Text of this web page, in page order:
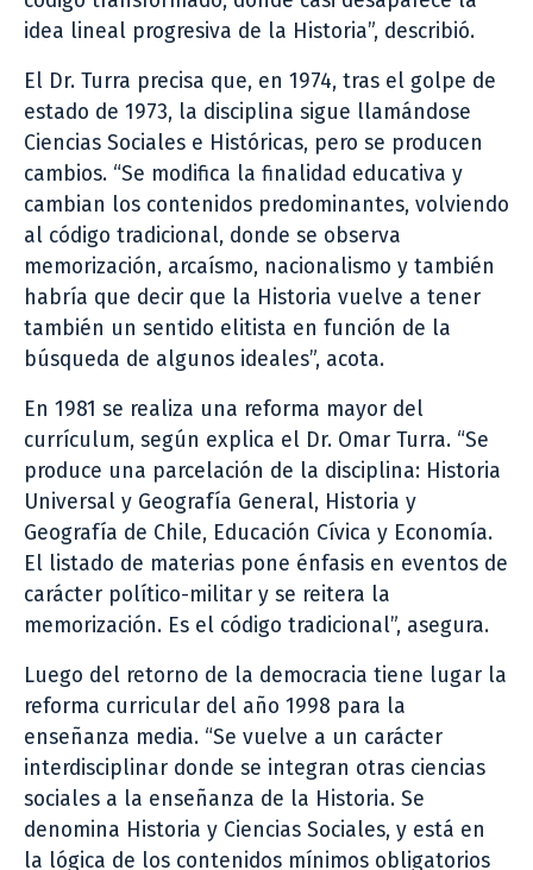
idea lineal progresiva de la Historia”, describió.
El Dr. Turra precisa que, en 1974, tras el golpe de
estado de 1973, la disciplina sigue llamándose
Ciencias Sociales e Históricas, pero se producen
cambios. “Se modifica la finalidad educativa y
cambian los contenidos predominantes, volviendo
al código tradicional, donde se observa
memorización, arcaísmo, nacionalismo y también
habría que decir que la Historia vuelve a tener
también un sentido elitista en función de la
búsqueda de algunos ideales”, acota.
En 1981 se realiza una reforma mayor del
currículum, según explica el Dr. Omar Turra. “Se
produce una parcelación de la disciplina: Historia
Universal y Geografía General, Historia y
Geografía de Chile, Educación Cívica y Economía.
El listado de materias pone énfasis en eventos de
carácter político-militar y se reitera la
memorización. Es el código tradicional”, asegura.
Luego del retorno de la democracia tiene lugar la
reforma curricular del año 1998 para la
enseñanza media. “Se vuelve a un carácter
interdisciplinar donde se integran otras ciencias
sociales a la enseñanza de la Historia. Se
denomina Historia y Ciencias Sociales, y está en
la lógica de los contenidos mínimos obligatorios